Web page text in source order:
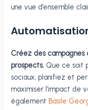
une vue d’ensemble
Créez des campagnes
prospects. Que ce soit
sociaux, planifiez et
maximiser l’impact de
également Basile